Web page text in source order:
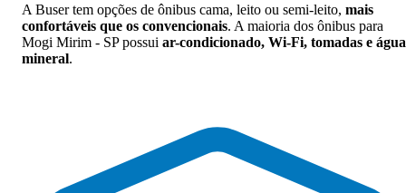
A Buser tem opções de ônibus cama, leito ou semi-leito, mais
confortáveis que os convencionais. A maioria dos ônibus para
Mogi Mirim - SP possui ar-condicionado, Wi-Fi, tomadas e água
mineral.